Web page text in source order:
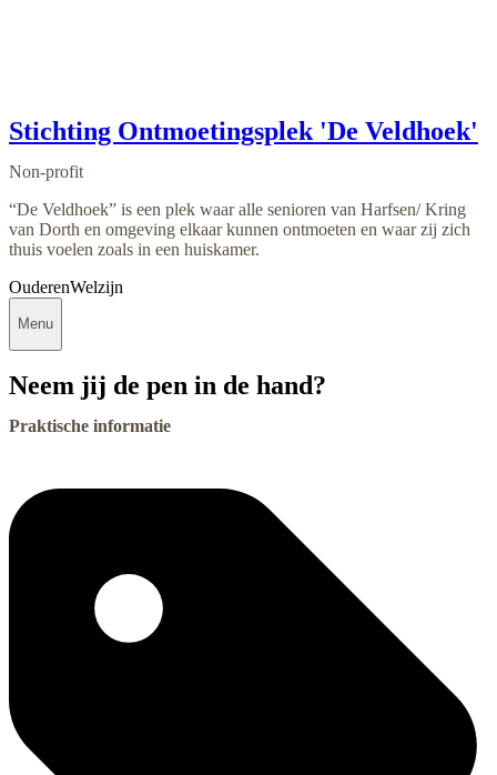
Stichting Ontmoetingsplek 'De Veldhoek'
Non-profit
“De Veldhoek” is een plek waar alle senioren van Harfsen/ Kring
van Dorth en omgeving elkaar kunnen ontmoeten en waar zij zich
thuis voelen zoals in een huiskamer.
OuderenWelzijn
Menu
Neem jij de pen in de hand?
Praktische informatie